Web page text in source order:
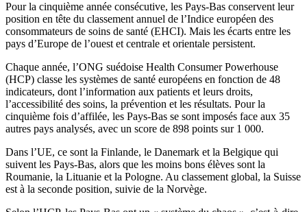
Pour la cinquième année consécutive, les Pays-Bas conservent leur
position en tête du classement annuel de l’Indice européen des
consommateurs de soins de santé (EHCI). Mais les écarts entre les
pays d’Europe de l’ouest et centrale et orientale persistent.
Chaque année, l’ONG suédoise Health Consumer Powerhouse
(HCP) classe les systèmes de santé européens en fonction de 48
indicateurs, dont l’information aux patients et leurs droits,
l’accessibilité des soins, la prévention et les résultats. Pour la
cinquième fois d’affilée, les Pays-Bas se sont imposés face aux 35
autres pays analysés, avec un score de 898 points sur 1 000.
Dans l’UE, ce sont la Finlande, le Danemark et la Belgique qui
suivent les Pays-Bas, alors que les moins bons élèves sont la
Roumanie, la Lituanie et la Pologne. Au classement global, la Suisse
est à la seconde position, suivie de la Norvège.